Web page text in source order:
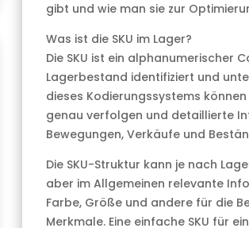
gibt und wie man sie zur
Was ist die SKU im Lager?
Die SKU ist ein alphanumerischer
Lagerbestand identifiziert und
dieses Kodierungssystems
genau verfolgen und detaillierte
Bewegungen, Verkäufe und
Die SKU-Struktur kann je nach
aber im Allgemeinen relevante
Farbe, Größe und andere für die
Merkmale. Eine einfache SKU für